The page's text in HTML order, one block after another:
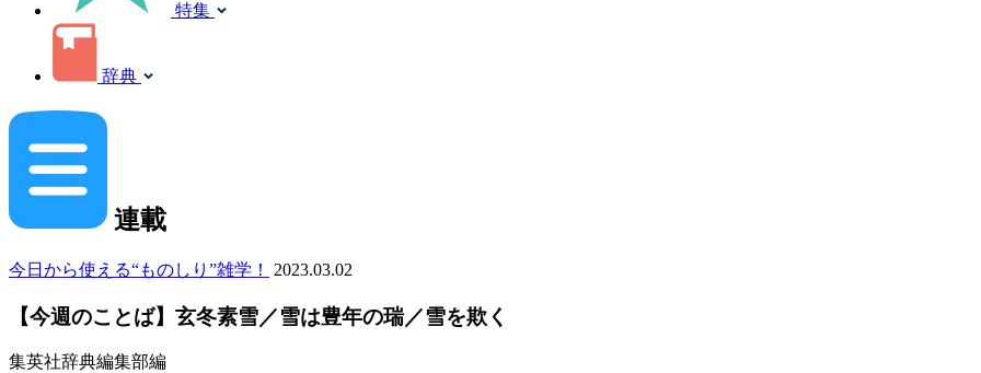
特集
辞典
連載
今日から使える“ものしり”雑学！ 2023.03.02
【今週のことば】玄冬素雪／雪は豊年の瑞／雪を欺く
集英社辞典編集部編